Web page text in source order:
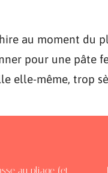
au moment du
pour une pâte
elle-même, trop
au pliage (et